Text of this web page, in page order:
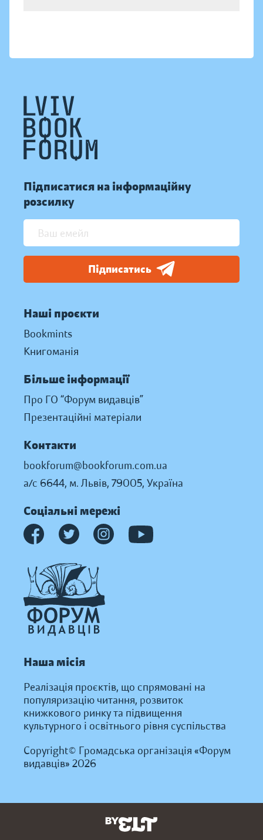
Підписатися на інформаційну
розсилку
Підписатись
Наші проєкти
Bookmints
Книгоманія
Більше інформації
Про ГО “Форум видавців”
Презентаційні матеріали
Контакти
bookforum@bookforum.com.ua
а/с 6644, м. Львів, 79005, Україна
Соціальні мережі
Наша місія
Реалізація проєктів, що спрямовані на
популяризацію читання, розвиток
книжкового ринку та підвищення
культурного і освітнього рівня суспільства
Copyright© Громадська організація «Форум
видавців» 2026